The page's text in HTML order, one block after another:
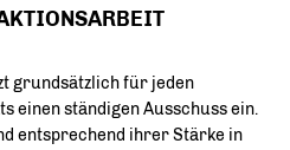
grundsätzlich für jeden
einen ständigen Ausschuss ein.
entsprechend ihrer Stärke in